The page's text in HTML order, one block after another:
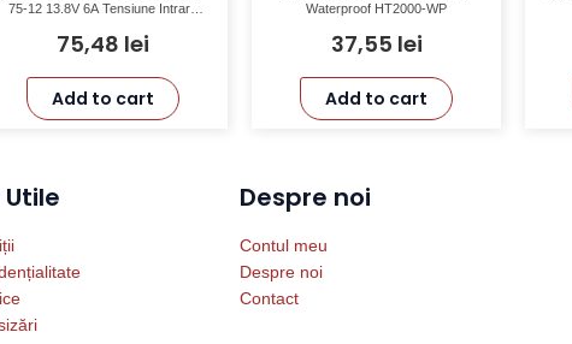
75-12 13.8V 6A Tensiune Intrare
-30° +70°
75,48 lei
Add to cart
Waterproof HT2000-WP
37,55 lei
Add to cart
Despre noi
Contul meu
Despre noi
Contact